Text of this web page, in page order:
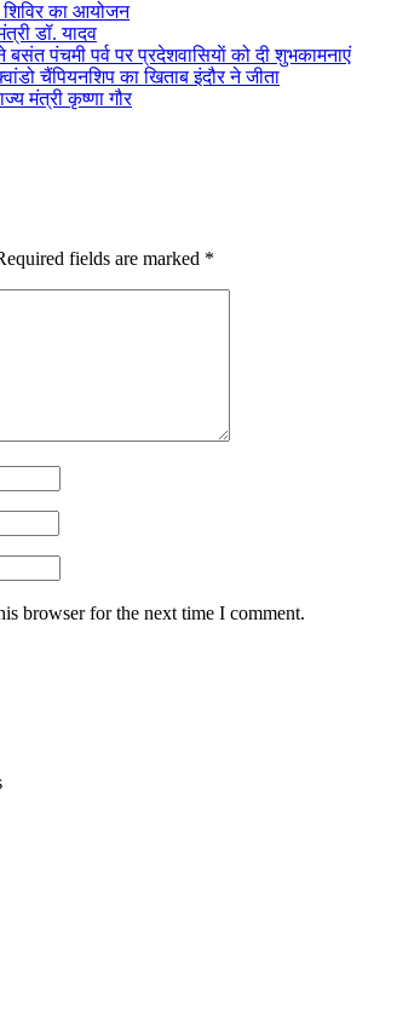
का आयोजन
डॉ. यादव
पंचमी पर्व पर प्रदेशवासियाें को दी शुभकामनाएं
चैंपियनशिप का खिताब इंदौर ने जीता
मंत्री कृष्णा गौर
fields are marked *
browser for the next time I comment.